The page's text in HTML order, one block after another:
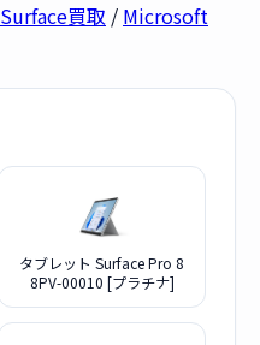
Surface買取 / Microsoft
タブレット Surface Pro 8
8PV-00010 [プラチナ]